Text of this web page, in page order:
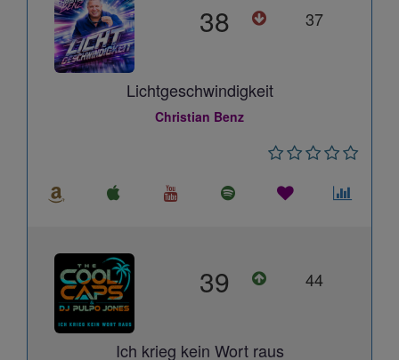
38 37
Lichtgeschwindigkeit
Christian Benz
39 44
Ich krieg kein Wort raus